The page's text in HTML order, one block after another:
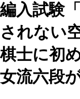
編入試験
されない
棋士に初
女流六段